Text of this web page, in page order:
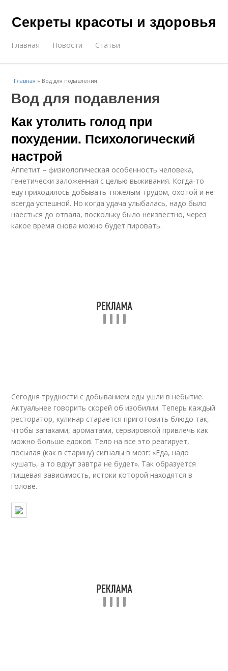
Секреты красоты и здоровья
Главная Новости Статьи
Главная » Вод для подавления
Вод для подавления
Как утолить голод при
похудении. Психологический
настрой
Аппетит – физиологическая особенность человека,
генетически заложенная с целью выживания. Когда-то
еду приходилось добывать тяжелым трудом, охотой и не
всегда успешной. Но когда удача улыбалась, надо было
наесться до отвала, поскольку было неизвестно, через
какое время снова можно будет пировать.
Сегодня трудности с добыванием еды ушли в небытие.
Актуальнее говорить скорей об изобилии. Теперь каждый
ресторатор, кулинар старается приготовить блюдо так,
чтобы запахами, ароматами, сервировкой привлечь как
можно больше едоков. Тело на все это реагирует,
посылая (как в старину) сигналы в мозг: «Еда, надо
кушать, а то вдруг завтра не будет». Так образуется
пищевая зависимость, истоки которой находятся в
голове.